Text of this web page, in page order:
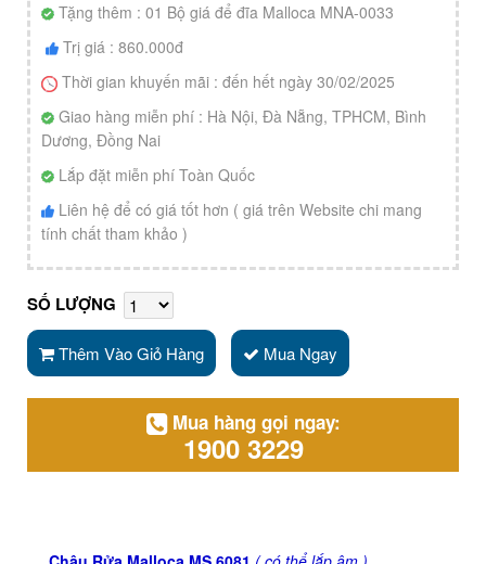
Tặng thêm : 01 Bộ giá để đĩa Malloca MNA-0033
Trị giá : 860.000đ
Thời gian khuyến mãi : đến hết ngày 30/02/2025
Giao hàng miễn phí : Hà Nội, Đà Nẵng, TPHCM, Bình
Dương, Đồng Nai
Lắp đặt miễn phí Toàn Quốc
Liên hệ để có giá tốt hơn ( giá trên Website chi mang
tính chất tham khảo )
SỐ LƯỢNG
Thêm Vào Giỏ Hàng Mua Ngay
Mua hàng gọi ngay:
1900 3229